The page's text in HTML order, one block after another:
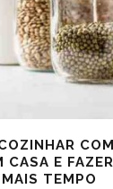
CASA E
TEMPO